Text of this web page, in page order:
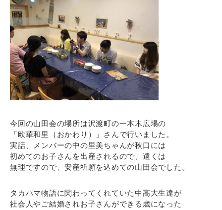
今回の山田会の場所は沢渡町の一本木広場の
「欧華和里（おかわり）」さんで行いました。
実話、メンバーの中の里美ちゃんが秋口には
初めてのお子さんを出産されるので、遠くは
無理ですので、安産祈願を込めての山田会でした。
タカハマ物語に関わってくれていた中高大生達が
社会人やご結婚されお子さんができる歳になった